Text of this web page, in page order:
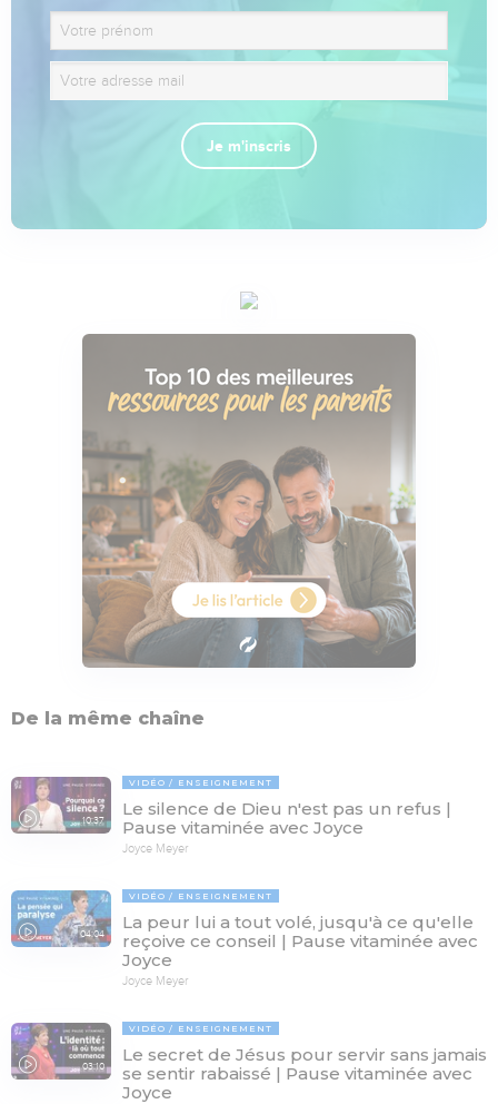
Je m'inscris
De la même chaîne
10:37
VIDÉO ENSEIGNEMENT
Le silence de Dieu n'est pas un refus |
Pause vitaminée avec Joyce
Joyce Meyer
04:04
VIDÉO ENSEIGNEMENT
La peur lui a tout volé, jusqu'à ce qu'elle
reçoive ce conseil | Pause vitaminée avec
Joyce
Joyce Meyer
03:10
VIDÉO ENSEIGNEMENT
Le secret de Jésus pour servir sans jamais
se sentir rabaissé | Pause vitaminée avec
Joyce